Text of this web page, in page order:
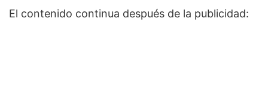
El contenido continua después de la publicidad: